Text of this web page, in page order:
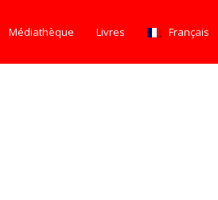
Médiathèque Livres Français